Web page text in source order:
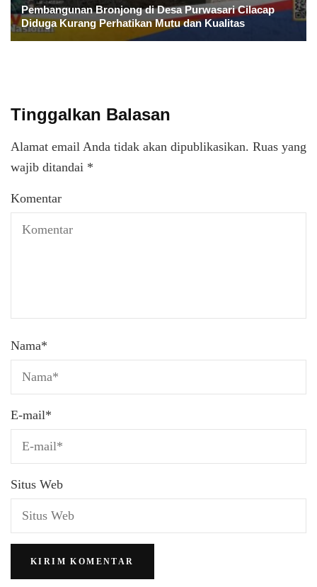
Pembangunan Bronjong di Desa Purwasari Cilacap
Diduga Kurang Perhatikan Mutu dan Kualitas
Tinggalkan Balasan
Alamat email Anda tidak akan dipublikasikan. Ruas yang
wajib ditandai *
Komentar
Nama*
E-mail*
Situs Web